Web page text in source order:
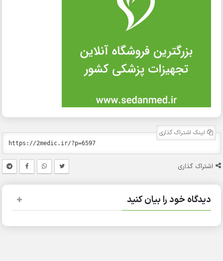
لینک اشتراک گذاری
اشتراک گذاری
دیدگاه خود را بیان کنید